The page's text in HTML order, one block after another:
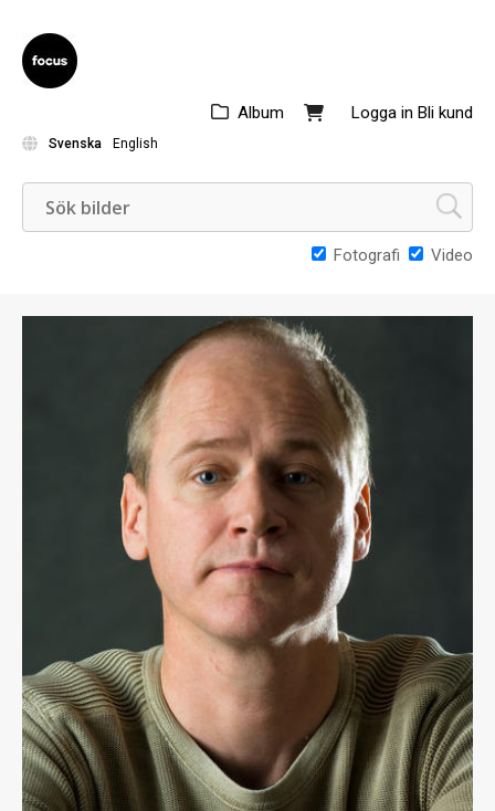
Logga in Bli kund
Album
Svenska English
Fotografi Video